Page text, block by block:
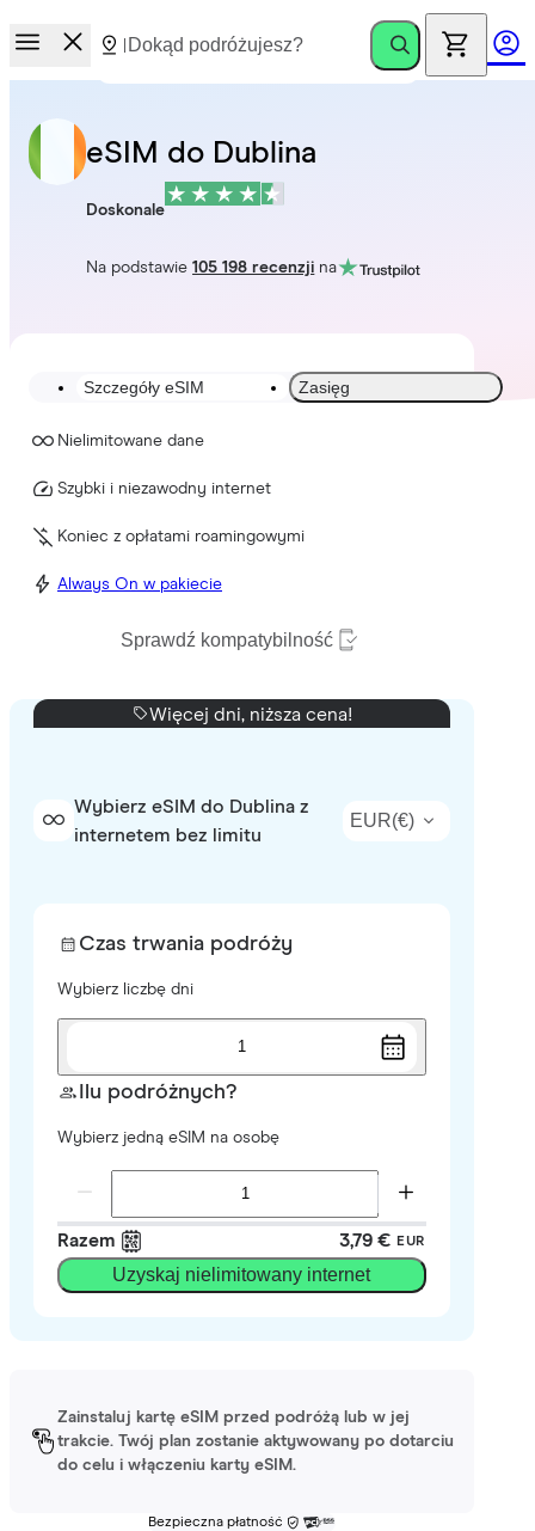
eSIM do Dublina
Doskonale
Na podstawie105 198 recenzji na
Szczegóły eSIM Zasięg
Nielimitowane dane
Szybki i niezawodny internet
Koniec z opłatami roamingowymi
Always On w pakiecie
Sprawdź kompatybilność
Więcej dni, niższa cena!
Wybierz eSIM do Dublina z
internetem bez limitu
EUR(€)
Czas trwania podróży
Wybierz liczbę dni
1
Ilu podróżnych?
Wybierz jedną eSIM na osobę
Razem 3,79 € EUR
Uzyskaj nielimitowany internet
Zainstaluj kartę eSIM przed podróżą lub w jej
trakcie. Twój plan zostanie aktywowany po dotarciu
do celu i włączeniu karty eSIM.
Bezpieczna płatność